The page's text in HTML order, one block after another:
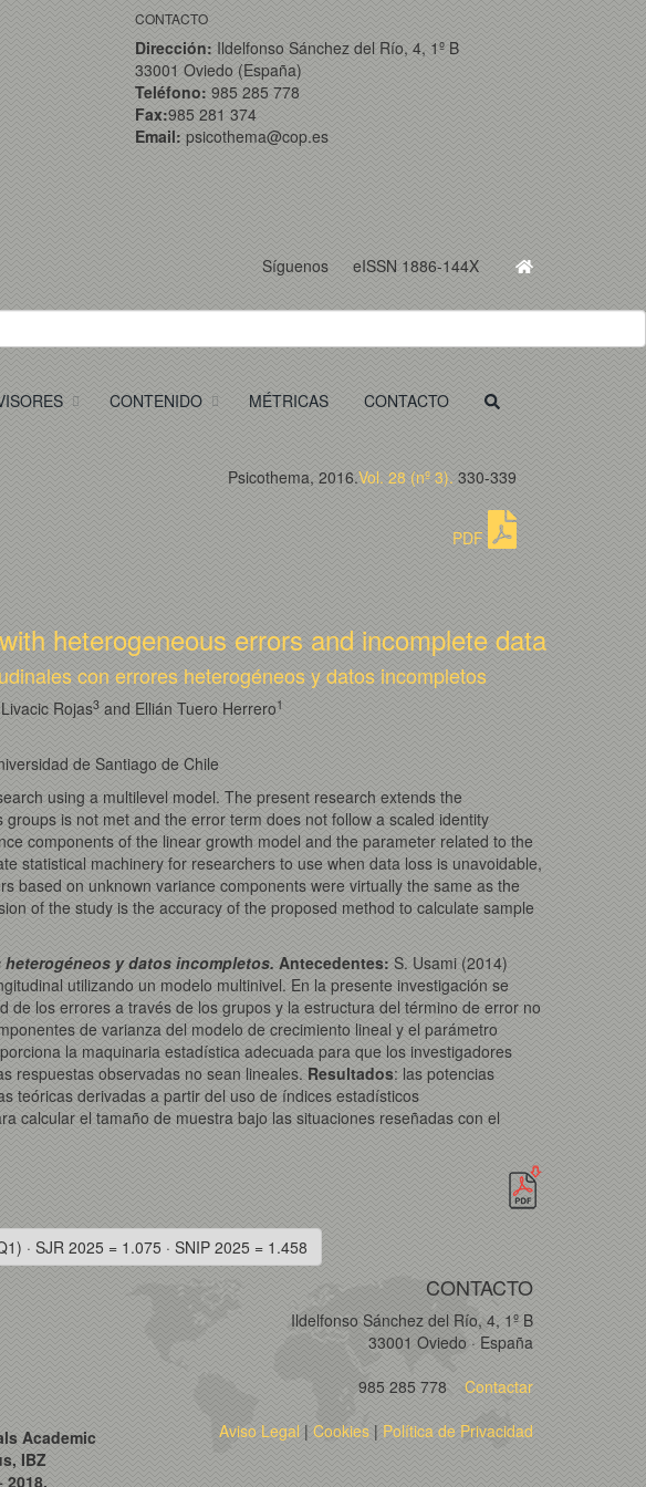
CONTACTO
Dirección: Ildelfonso Sánchez del Río, 4, 1º B
33001 Oviedo (España)
Teléfono: 985 285 778
Fax:985 281 374
Email: psicothema@cop.es
Síguenos eISSN 1886-144X
CONTENIDO MÉTRICAS CONTACTO
Psicothema, 2016.Vol. 28 (nº 3). 330-339
PDF
heterogeneous errors and incomplete data
con errores heterogéneos y datos incompletos
Rojas3 and Ellián Tuero Herrero1
de Santiago de Chile
using a multilevel model. The present research extends the
is not met and the error term does not follow a scaled identity
components of the linear growth model and the parameter related to the
statistical machinery for researchers to use when data loss is unavoidable,
based on unknown variance components were virtually the same as the
of the study is the accuracy of the proposed method to calculate sample
y datos incompletos. Antecedentes: S. Usami (2014)
utilizando un modelo multinivel. En la presente investigación se
los errores a través de los grupos y la estructura del término de error no
de varianza del modelo de crecimiento lineal y el parámetro
la maquinaria estadística adecuada para que los investigadores
respuestas observadas no sean lineales. Resultados: las potencias
teóricas derivadas a partir del uso de índices estadísticos
calcular el tamaño de muestra bajo las situaciones reseñadas con el
· SJR 2025 = 1.075 · SNIP 2025 = 1.458
Academic
IBZ
2018,
CONTACTO
Ildelfonso Sánchez del Río, 4, 1º B
33001 Oviedo · España
985 285 778 Contactar
Aviso Legal | Cookies | Política de Privacidad